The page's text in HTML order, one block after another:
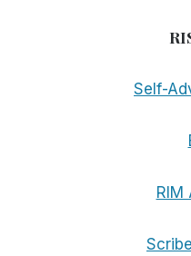
Self-
RIM